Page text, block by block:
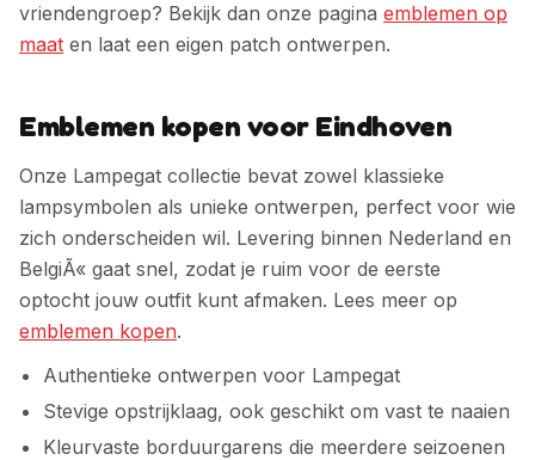
vriendengroep? Bekijk dan onze pagina emblemen op
maat en laat een eigen patch ontwerpen.
Emblemen kopen voor Eindhoven
Onze Lampegat collectie bevat zowel klassieke
lampsymbolen als unieke ontwerpen, perfect voor wie
zich onderscheiden wil. Levering binnen Nederland en
BelgiÃ« gaat snel, zodat je ruim voor de eerste
optocht jouw outfit kunt afmaken. Lees meer op
emblemen kopen.
Authentieke ontwerpen voor Lampegat
Stevige opstrijklaag, ook geschikt om vast te naaien
Kleurvaste borduurgarens die meerdere seizoenen